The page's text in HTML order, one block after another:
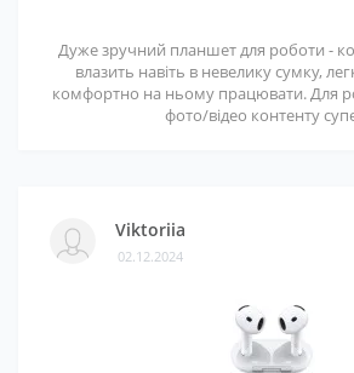
Дуже зручний планшет для роботи -
влазить навіть в невелику сумку,
комфортно на ньому працювати. Для
фото/відео контенту
Viktoriia
02.12.2024